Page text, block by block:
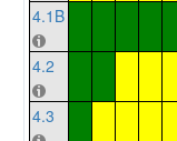
4.1B
4.2
4.3